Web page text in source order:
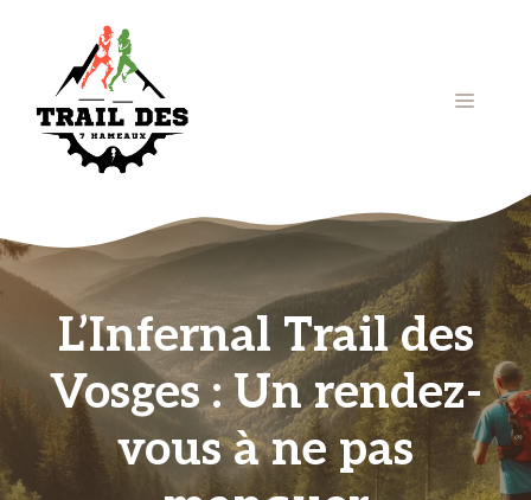
contenu
Menu
L’Infernal Trail des
Vosges : Un rendez-
vous à ne pas